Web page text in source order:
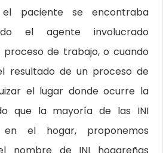
paciente se encontraba
el agente involucrado
de trabajo, o cuando
resultado de un proceso de
el lugar donde ocurre la
que la mayoría de las INI
en el hogar, proponemos